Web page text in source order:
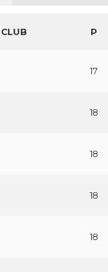
CLUB P
17
18
18
18
18